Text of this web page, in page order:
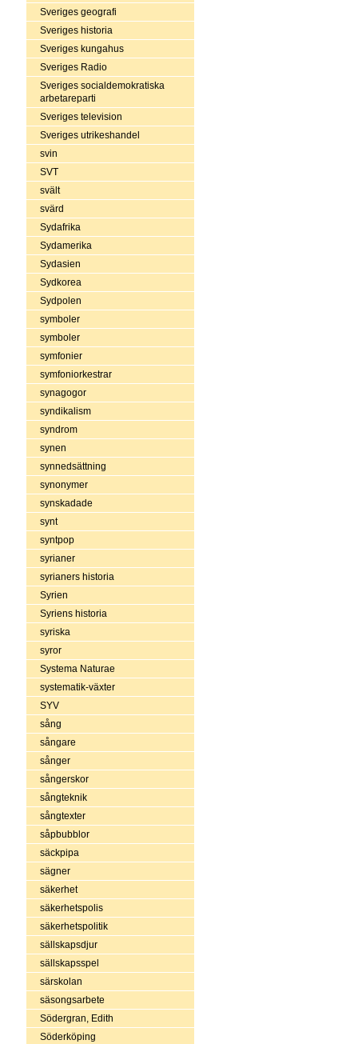
Sveriges geografi
Sveriges historia
Sveriges kungahus
Sveriges Radio
Sveriges socialdemokratiska
arbetareparti
Sveriges television
Sveriges utrikeshandel
svin
SVT
svält
svärd
Sydafrika
Sydamerika
Sydasien
Sydkorea
Sydpolen
symboler
symboler
symfonier
symfoniorkestrar
synagogor
syndikalism
syndrom
synen
synnedsättning
synonymer
synskadade
synt
syntpop
syrianer
syrianers historia
Syrien
Syriens historia
syriska
syror
Systema Naturae
systematik-växter
SYV
sång
sångare
sånger
sångerskor
sångteknik
sångtexter
såpbubblor
säckpipa
sägner
säkerhet
säkerhetspolis
säkerhetspolitik
sällskapsdjur
sällskapsspel
särskolan
säsongsarbete
Södergran, Edith
Söderköping